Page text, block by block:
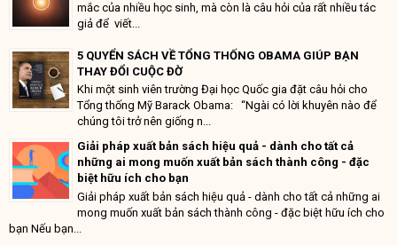
mắc của nhiều học sinh, mà còn là câu hỏi của rất nhiều tác
giả để viết...
5 QUYỂN SÁCH VỀ TỔNG THỐNG OBAMA GIÚP BẠN
THAY ĐỔI CUỘC ĐỜ
Khi một sinh viên trường Đại học Quốc gia đặt câu hỏi cho
Tổng thống Mỹ Barack Obama: “Ngài có lời khuyên nào để
chúng tôi trở nên giống n...
Giải pháp xuất bản sách hiệu quả - dành cho tất cả
những ai mong muốn xuất bản sách thành công - đặc
biệt hữu ích cho bạn
Giải pháp xuất bản sách hiệu quả - dành cho tất cả những ai
mong muốn xuất bản sách thành công - đặc biệt hữu ích cho
bạn Nếu bạn...